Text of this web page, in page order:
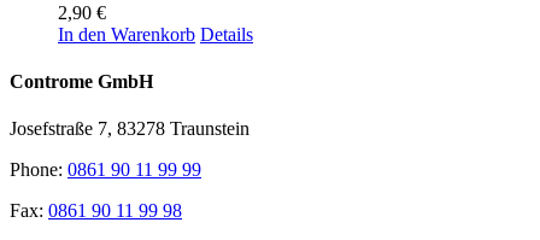
2,90 €
In den Warenkorb Details
Controme GmbH
Josefstraße 7, 83278 Traunstein
Phone: 0861 90 11 99 99
Fax: 0861 90 11 99 98